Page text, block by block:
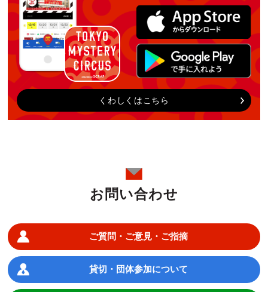
くわしくはこちら
お問い合わせ
ご質問・ご意見・ご指摘
貸切・団体参加について